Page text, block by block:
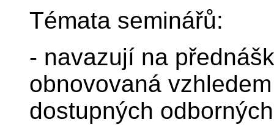
Témata seminářů:
- navazují na
obnovovaná
dostupných